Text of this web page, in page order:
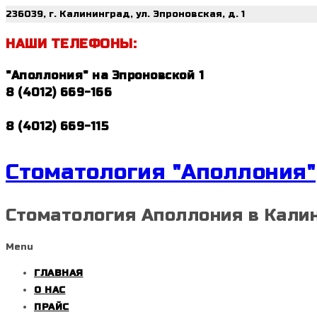
236039, г. Калининград, ул. Эпроновская, д. 1
НАШИ ТЕЛЕФОНЫ:
"Аполлония" на Эпроновской 1
8 (4012) 669-166
8 (4012) 669-115
Стоматология "Аполлония"
Стоматология Аполлония в
Menu
ГЛАВНАЯ
О НАС
ПРАЙС